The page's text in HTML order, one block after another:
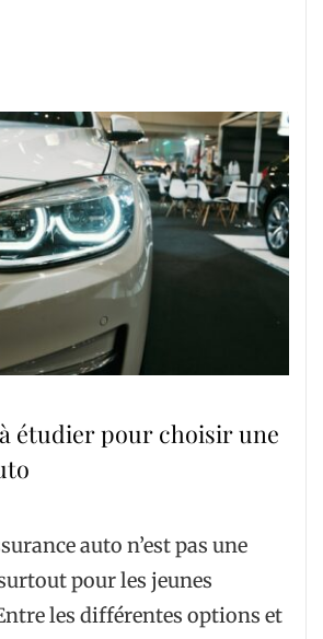
étudier pour choisir une
auto n’est pas une
pour les jeunes
les différentes options et